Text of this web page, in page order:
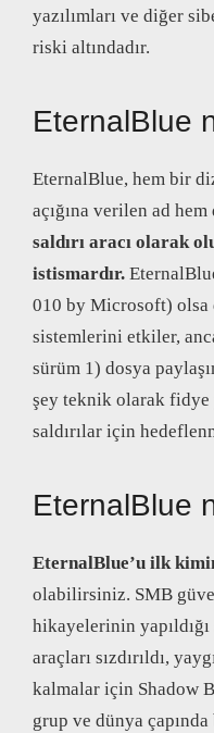
yazılımları ve diğer
riski altındadır.
EternalBlue
EternalBlue, hem bir
açığına verilen ad hem
saldırı aracı olarak
istismardır.
010 by Microsoft) olsa
sistemlerini etkiler,
sürüm 1) dosya
şey teknik olarak fidye
saldırılar için
EternalBlue
EternalBlue’u ilk
olabilirsiniz. SMB
hikayelerinin
araçları sızdırıldı,
kalmalar için Shadow
grup ve dünya